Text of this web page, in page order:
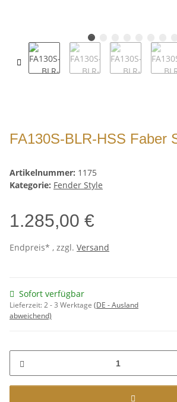
FA130S-BLR-HSS Faber
Artikelnummer: 1175
Kategorie: Fender Style
1.285,00 €
Endpreis* , zzgl. Versand
Sofort verfügbar
Lieferzeit:2 - 3 Werktage (DE - Ausland
abweichend)